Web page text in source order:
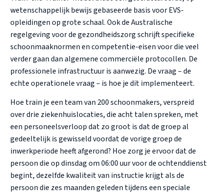
wetenschappelijk bewijs gebaseerde basis voor EVS-
opleidingen op grote schaal. Ook de Australische
regelgeving voor de gezondheidszorg schrijft specifieke
schoonmaaknormen en competentie-eisen voor die veel
verder gaan dan algemene commerciële protocollen. De
professionele infrastructuur is aanwezig. De vraag – de
echte operationele vraag – is hoe je dit implementeert.
Hoe train je een team van 200 schoonmakers, verspreid
over drie ziekenhuislocaties, die acht talen spreken, met
een personeelsverloop dat zo groot is dat de groep al
gedeeltelijk is gewisseld voordat de vorige groep de
inwerkperiode heeft afgerond? Hoe zorg je ervoor dat de
persoon die op dinsdag om 06:00 uur voor de ochtenddienst
begint, dezelfde kwaliteit van instructie krijgt als de
persoon die zes maanden geleden tijdens een speciale